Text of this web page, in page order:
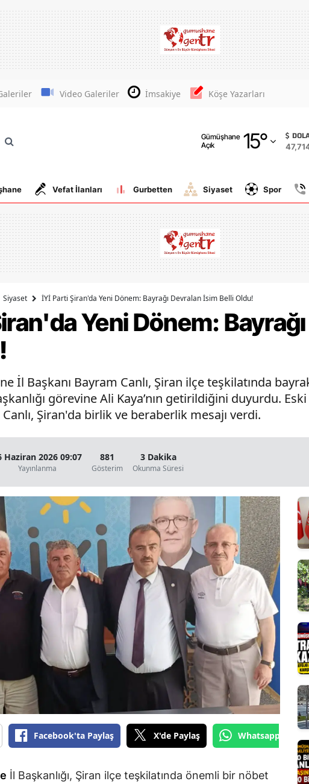
Video Galeriler İmsakiye Köşe Yazarları
Gümüşhane
Açık
15°
Adana
Adıyaman
Amasya
Antalya
Aydın
Balıkesir
Bitlis
Burdur
Bursa
Denizli
Diyarbakır
Edirne
Elazığ
Erzincan
Eskişehir
Gaziantep
Giresun
Gümüşhane
Hatay
Vefat İlanları Gurbetten Siyaset Spor
Siyaset İYİ Parti Şiran'da Yeni Dönem: Bayrağı Devralan İsim Belli Oldu!
Yeni Dönem:
İl Başkanı Bayram Canlı, Şiran ilçe teşkilatında
görevine Ali Kaya’nın getirildiğini duyurdu.
Şiran'da birlik ve beraberlik mesajı verdi.
Haziran 2026 09:07
Yayınlanma
881
Gösterim
3 Dakika
Okunma Süresi
Facebook'ta Paylaş X'de Paylaş Whatsapp'tan
İl Başkanlığı, Şiran ilçe teşkilatında önemli bir nöbet